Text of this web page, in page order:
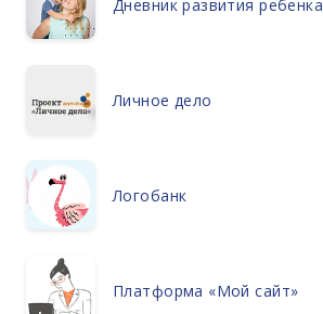
Дневник развития ребенка
Личное дело
Логобанк
Платформа «Мой сайт»